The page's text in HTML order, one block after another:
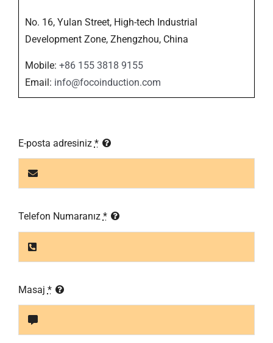
No. 16, Yulan Street, High-tech Industrial
Development Zone, Zhengzhou, China
Mobile: +86 155 3818 9155
Email: info@focoinduction.com
E-posta adresiniz *
Telefon Numaranız *
Masaj *